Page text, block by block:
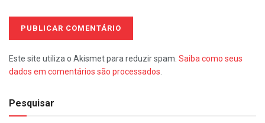
Este site utiliza o Akismet para reduzir spam. Saiba como seus
dados em comentários são processados
Pesquisar